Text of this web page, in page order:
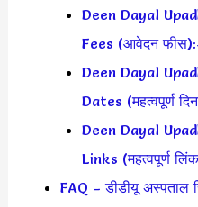
Deen Dayal
Fees (आवेदन
Deen Dayal
Dates (महत्वपूर्ण
Deen Dayal
Links (महत्वपूर्ण
FAQ – डीडीयू